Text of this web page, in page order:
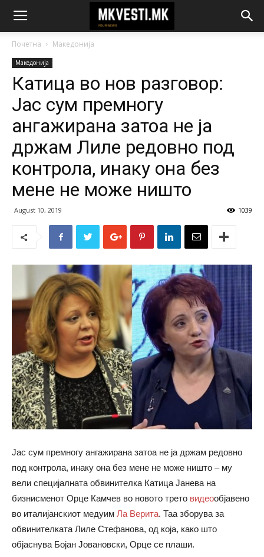
Почетна Македонија
Македонија
Катица во нов разговор:
Јас сум премногу
ангажирана затоа не ја
држам Лиле редовно под
контрола, инаку она без
мене не може ништо
August 10, 2019 1039
Јас сум премногу ангажирана затоа не ја држам редовно
под контрола, инаку она без мене не може ништо – му
вели специјалната обвинителка Катица Јанева на
бизнисменот Орце Камчев во новото трето видеообјавено
во италијанскиот медуим Ла Верита. Таа зборува за
обвинителката Лиле Стефанова, од која, како што
објаснува Бојан Јовановски, Орце се плаши.